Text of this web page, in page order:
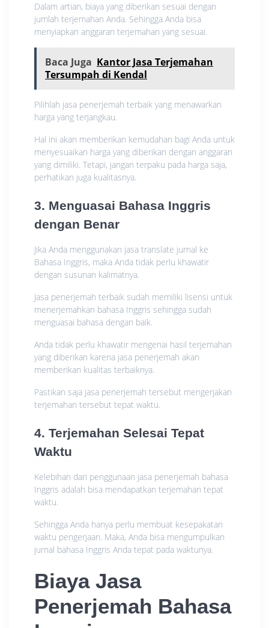
Dalam artian, biaya yang diberikan sesuai dengan
jumlah terjemahan Anda. Sehingga Anda bisa
menyiapkan anggaran terjemahan yang sesuai.
Baca Juga Kantor Jasa Terjemahan
Tersumpah di Kendal
Pilihlah jasa penerjemah terbaik yang menawarkan
harga yang terjangkau.
Hal ini akan memberikan kemudahan bagi Anda untuk
menyesuaikan harga yang diberikan dengan anggaran
yang dimiliki. Tetapi, jangan terpaku pada harga saja,
perhatikan juga kualitasnya.
3. Menguasai Bahasa Inggris
dengan Benar
Jika Anda menggunakan jasa translate jurnal ke
Bahasa Inggris, maka Anda tidak perlu khawatir
dengan susunan kalimatnya.
Jasa penerjemah terbaik sudah memiliki lisensi untuk
menerjemahkan bahasa Inggris sehingga sudah
menguasai bahasa dengan baik.
Anda tidak perlu khawatir mengenai hasil terjemahan
yang diberikan karena jasa penerjemah akan
memberikan kualitas terbaiknya.
Pastikan saja jasa penerjemah tersebut mengerjakan
terjemahan tersebut tepat waktu.
4. Terjemahan Selesai Tepat
Waktu
Kelebihan dari penggunaan jasa penerjemah bahasa
Inggris adalah bisa mendapatkan terjemahan tepat
waktu.
Sehingga Anda hanya perlu membuat kesepakatan
waktu pengerjaan. Maka, Anda bisa mengumpulkan
jurnal bahasa Inggris Anda tepat pada waktunya.
Biaya Jasa
Penerjemah Bahasa